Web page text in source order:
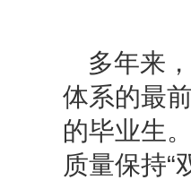
多年来
体系的最
的毕业生
质量保持“